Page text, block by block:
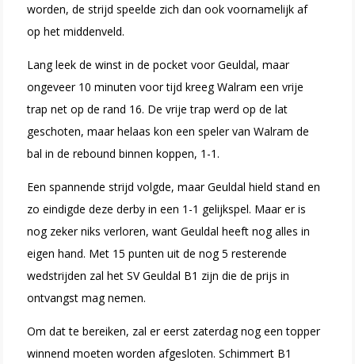
worden, de strijd speelde zich dan ook voornamelijk af
op het middenveld.
Lang leek de winst in de pocket voor Geuldal, maar
ongeveer 10 minuten voor tijd kreeg Walram een vrije
trap net op de rand 16. De vrije trap werd op de lat
geschoten, maar helaas kon een speler van Walram de
bal in de rebound binnen koppen, 1-1.
Een spannende strijd volgde, maar Geuldal hield stand en
zo eindigde deze derby in een 1-1 gelijkspel. Maar er is
nog zeker niks verloren, want Geuldal heeft nog alles in
eigen hand. Met 15 punten uit de nog 5 resterende
wedstrijden zal het SV Geuldal B1 zijn die de prijs in
ontvangst mag nemen.
Om dat te bereiken, zal er eerst zaterdag nog een topper
winnend moeten worden afgesloten. Schimmert B1